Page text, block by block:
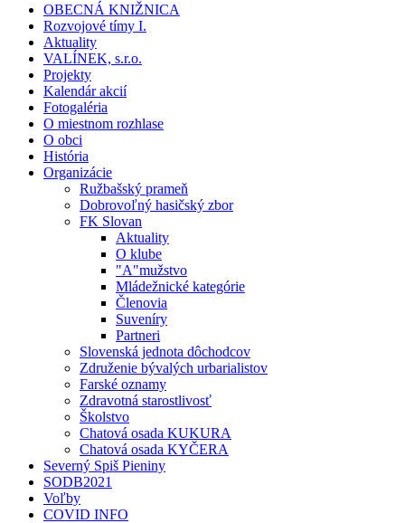
OBECNÁ KNIŽNICA
Rozvojové tímy I.
Aktuality
VALÍNEK, s.r.o.
Projekty
Kalendár akcií
Fotogaléria
O miestnom rozhlase
O obci
História
Organizácie
Ružbašský prameň
Dobrovoľný hasičský zbor
FK Slovan
Aktuality
O klube
"A"mužstvo
Mládežnické kategórie
Členovia
Suveníry
Partneri
Slovenská jednota dôchodcov
Združenie bývalých urbarialistov
Farské oznamy
Zdravotná starostlivosť
Školstvo
Chatová osada KUKURA
Chatová osada KYČERA
Severný Spiš Pieniny
SODB2021
Voľby
COVID INFO